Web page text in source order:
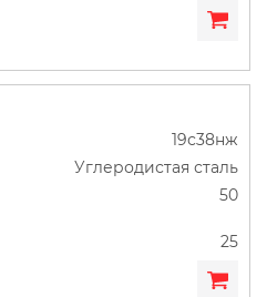
19с38нж
Углеродистая сталь
50
25